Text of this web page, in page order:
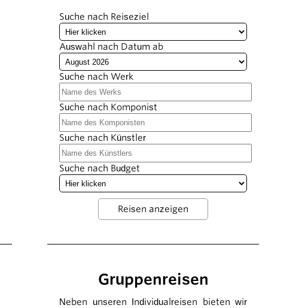
Suche nach Reiseziel
Auswahl nach Datum ab
Suche nach Werk
Suche nach Komponist
Suche nach Künstler
Suche nach Budget
Gruppenreisen
Neben unseren Individualreisen bieten wir